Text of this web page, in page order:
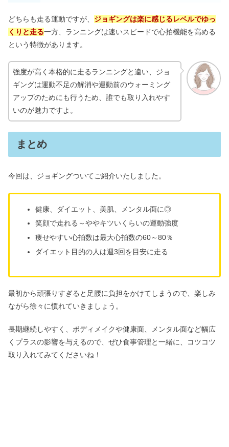
どちらも走る運動ですが、 ジョギングは楽に感じるレベルでゆっ
くりと走る一方、ランニングは速いスピードで心拍機能を高める
という特徴があります。
強度が高く本格的に走るランニングと違い、ジョ
ギングは運動不足の解消や運動前のウォーミング
アップのためにも行うため、誰でも取り入れやす
いのが魅力ですよ。
まとめ
今回は、ジョギングついてご紹介いたしました。
健康、ダイエット、美肌、メンタル面に◎
笑顔で走れる～ややキツいくらいの運動強度
痩せやすい心拍数は最大心拍数の60～80％
ダイエット目的の人は週3回を目安に走る
最初から頑張りすぎると足腰に負担をかけてしまうので、楽しみ
ながら徐々に慣れていきましょう。
長期継続しやすく、ボディメイクや健康面、メンタル面など幅広
くプラスの影響を与えるので、ぜひ食事管理と一緒に、コツコツ
取り入れてみてくださいね！